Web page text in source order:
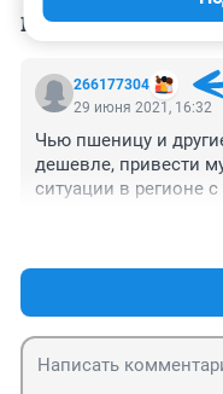
КОММЕНТАРИИ 1
266177304
29 июня 2021, 16:32
Чью пшеницу и
дешевле, привести
ситуации в регионе